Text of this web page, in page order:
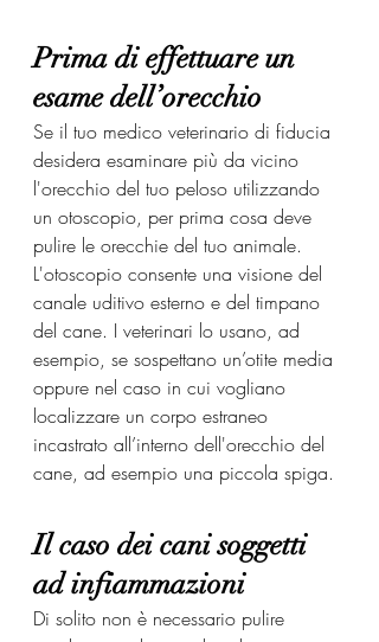
Prima di effettuare un
esame dell’orecchio
Se il tuo medico veterinario di fiducia
desidera esaminare più da vicino
l'orecchio del tuo peloso utilizzando
un otoscopio, per prima cosa deve
pulire le orecchie del tuo animale.
L'otoscopio consente una visione del
canale uditivo esterno e del timpano
del cane. I veterinari lo usano, ad
esempio, se sospettano un’otite media
oppure nel caso in cui vogliano
localizzare un corpo estraneo
incastrato all’interno dell'orecchio del
cane, ad esempio una piccola spiga.
Il caso dei cani soggetti
ad infiammazioni
Di solito non è necessario pulire